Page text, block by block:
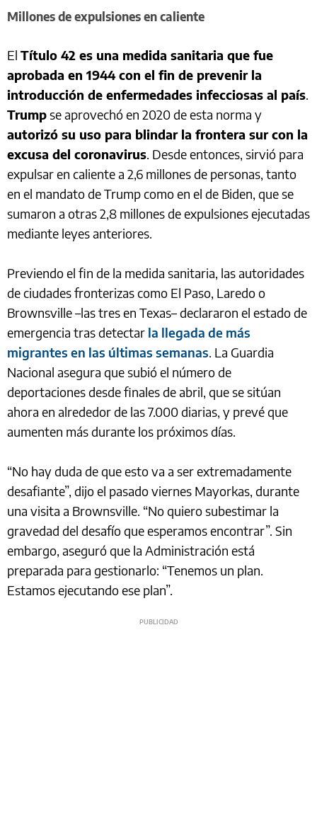
Millones de expulsiones en caliente
El Título 42 es una medida sanitaria que fue
aprobada en 1944 con el fin de prevenir la
introducción de enfermedades infecciosas al país.
Trumpse aprovechó en 2020 de esta norma y
autorizó su uso para blindar la frontera sur con la
excusa del coronavirus. Desde entonces, sirvió para
expulsar en caliente a 2,6 millones de personas, tanto
en el mandato de Trump como en el de Biden, que se
sumaron a otras 2,8 millones de expulsiones ejecutadas
mediante leyes anteriores.
Previendo el fin de la medida sanitaria, las autoridades
de ciudades fronterizas como El Paso, Laredo o
Brownsville –las tres en Texas– declararon el estado de
emergencia tras detectar la llegada de más
migrantes en las últimas semanas. La Guardia
Nacional asegura que subió el número de
deportaciones desde finales de abril, que se sitúan
ahora en alrededor de las 7.000 diarias, y prevé que
aumenten más durante los próximos días.
“No hay duda de que esto va a ser extremadamente
desafiante”, dijo el pasado viernes Mayorkas, durante
una visita a Brownsville. “No quiero subestimar la
gravedad del desafío que esperamos encontrar”. Sin
embargo, aseguró que la Administración está
preparada para gestionarlo: “Tenemos un plan.
Estamos ejecutando ese plan”.